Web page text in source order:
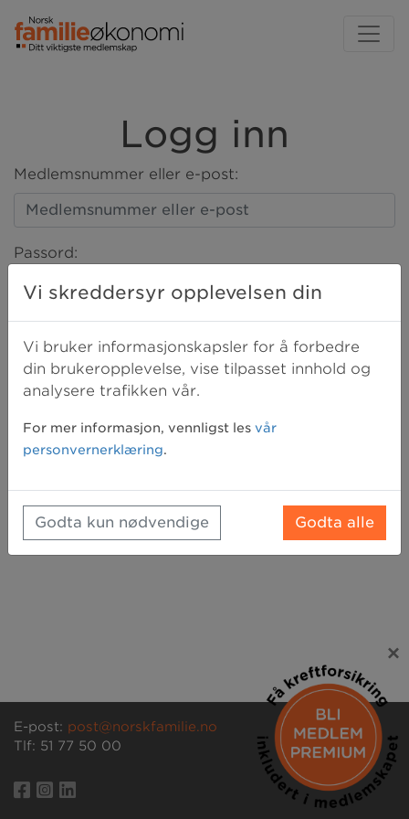
Logg inn
Medlemsnummer eller e-post:
Passord:
LOGG INN
E-post: post@norskfamilie.no
Tlf: 51 77 50 00
×
Vi skreddersyr opplevelsen din
Vi bruker informasjonskapsler for å forbedre
din brukeropplevelse, vise tilpasset innhold og
analysere trafikken vår.
For mer informasjon, vennligst les vår
personvernerklæring.
Godta kun nødvendige Godta alle